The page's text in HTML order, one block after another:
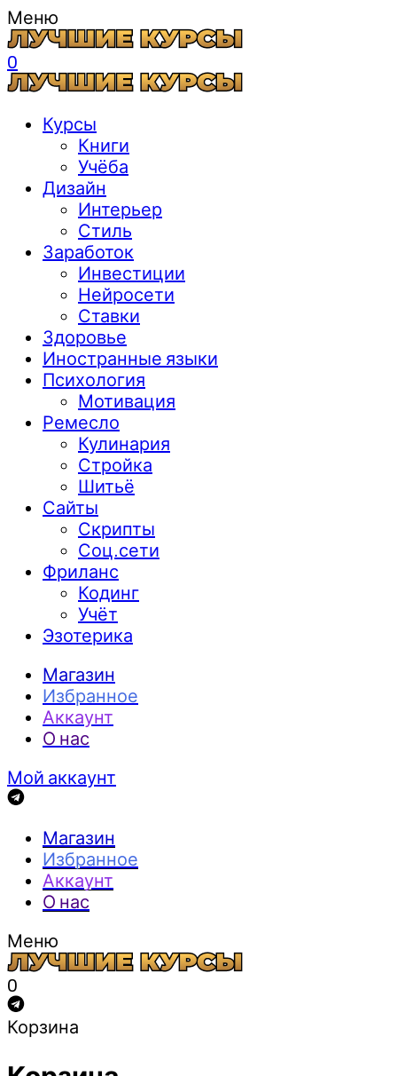
Меню
0
Курсы
Книги
Учёба
Дизайн
Интерьер
Стиль
Заработок
Инвестиции
Нейросети
Ставки
Здоровье
Иностранные языки
Психология
Мотивация
Ремесло
Кулинария
Стройка
Шитьё
Сайты
Скрипты
Соц.сети
Фриланс
Кодинг
Учёт
Эзотерика
Магазин
Избранное
Аккаунт
О нас
Мой аккаунт
Магазин
Избранное
Аккаунт
О нас
Меню
0
Корзина